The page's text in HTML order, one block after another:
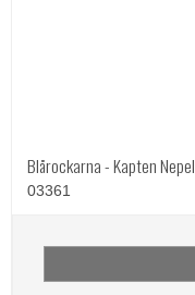
Blårockarna - Kapten Nepel
03361